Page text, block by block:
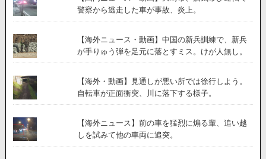
警察から逃走した車が事故、炎上。
【海外ニュース・動画】中国の新兵訓練で、新兵
が手りゅう弾を足元に落とすミス。けが人無し。
【海外・動画】見通しが悪い所では徐行しよう。
自転車が正面衝突、川に落下する様子。
【海外ニュース】前の車を猛烈に煽る輩、追い越
しを試みて他の車両に追突。